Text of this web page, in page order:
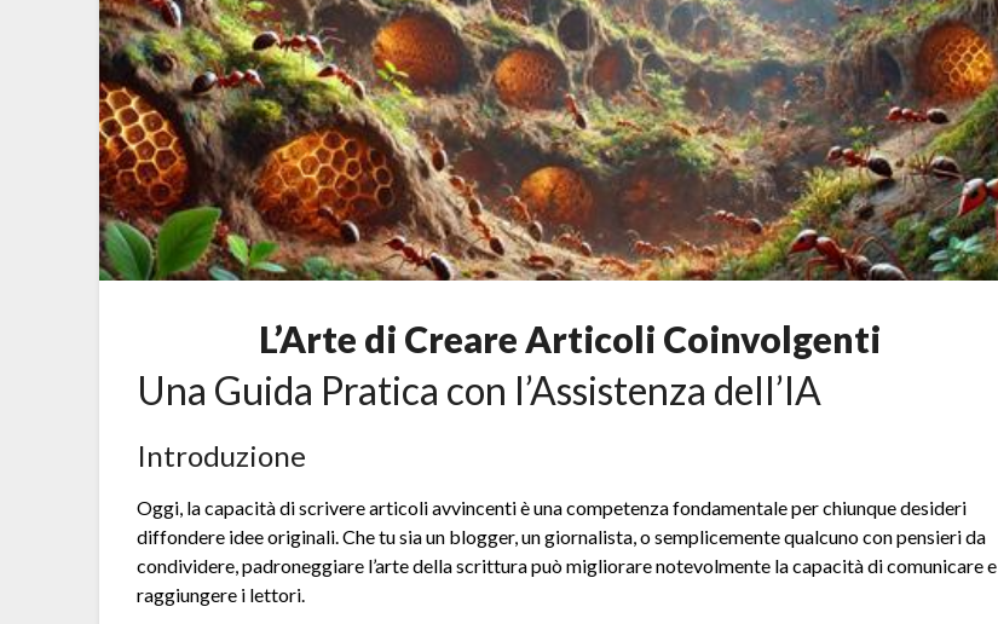
L’Arte di Creare Articoli Coinvolgenti
Una Guida Pratica con l’Assistenza dell’IA
Introduzione
Oggi, la capacità di scrivere articoli avvincenti è una competenza fondamentale per chiunque desideri
diffondere idee originali. Che tu sia un blogger, un giornalista, o semplicemente qualcuno con pensieri da
condividere, padroneggiare l’arte della scrittura può migliorare notevolmente la capacità di comunicare e
raggiungere i lettori.